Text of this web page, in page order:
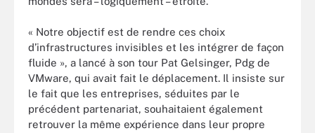
« Notre objectif est de rendre ces choix
d’infrastructures invisibles et les intégrer de façon
fluide », a lancé à son tour Pat Gelsinger, Pdg de
VMware, qui avait fait le déplacement. Il insiste sur
le fait que les entreprises, séduites par le
précédent partenariat, souhaitaient également
retrouver la même expérience dans leur propre